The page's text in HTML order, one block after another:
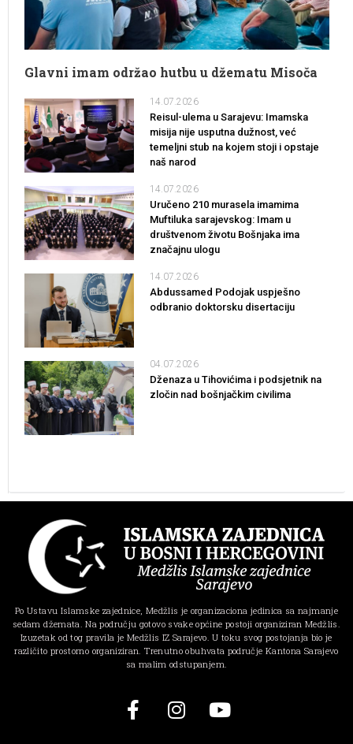
Glavni imam održao hutbu u džematu Misoča
14.07.2026
Reisul-ulema u Sarajevu: Imamska
misija nije usputna dužnost, već
temeljni stub na kojem stoji i opstaje
naš narod
14.07.2026
Uručeno 210 murasela imamima
Muftiluka sarajevskog: Imam u
društvenom životu Bošnjaka ima
značajnu ulogu
14.07.2026
Abdussamed Podojak uspješno
odbranio doktorsku disertaciju
04.07.2026
Dženaza u Tihovićima i podsjetnik na
zločin nad bošnjačkim civilima
Po Ustavu Islamske zajednice, Medžlis je organizaciona jedinica sa najmanje
sedam džemata. Na području gotovo svake općine postoji organiziran Medžlis.
Izuzetak od tog pravila je Medžlis IZ Sarajevo. U toku svog postojanja bio je
različito prostorno organiziran. Trenutno obuhvata područje Kantona Sarajevo
sa malim odstupanjem.